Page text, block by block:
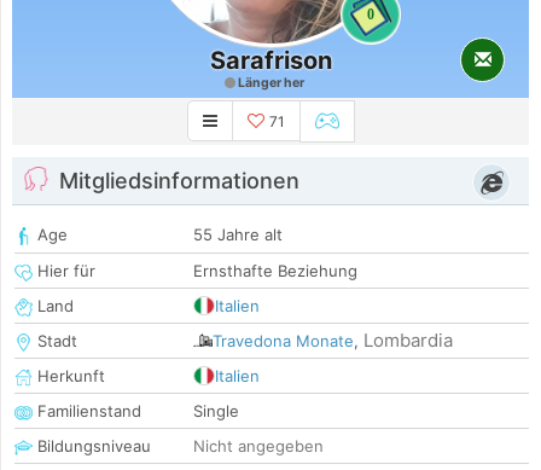
0
Sarafrison
Länger her
71
Mitgliedsinformationen
Age
55 Jahre alt
Hier für
Ernsthafte Beziehung
Land
Italien
Stadt
Travedona Monate, Lombardia
Herkunft
Italien
Familienstand
Single
Bildungsniveau
Nicht angegeben